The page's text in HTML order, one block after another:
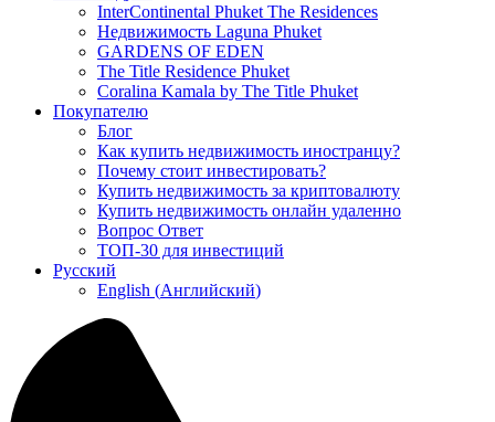
InterContinental Phuket The Residences
Недвижимость Laguna Phuket
GARDENS OF EDEN
The Title Residence Phuket
Coralina Kamala by The Title Phuket
Покупателю
Блог
Как купить недвижимость иностранцу?
Почему стоит инвестировать?
Купить недвижимость за криптовалюту
Купить недвижимость онлайн удаленно
Вопрос Ответ
ТОП-30 для инвестиций
Русский
English (Английский)